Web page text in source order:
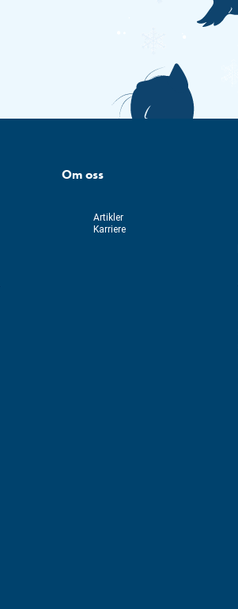
Om oss
Artikler
Karriere